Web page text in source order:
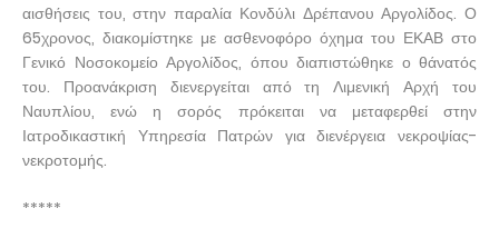
αισθήσεις του, στην παραλία Κονδύλι Δρέπανου Αργολίδος. Ο
65χρονος, διακομίστηκε με ασθενοφόρο όχημα του ΕΚΑΒ στο
Γενικό Νοσοκομείο Αργολίδος, όπου διαπιστώθηκε ο θάνατός
του. Προανάκριση διενεργείται από τη Λιμενική Αρχή του
Ναυπλίου, ενώ η σορός πρόκειται να μεταφερθεί στην
Ιατροδικαστική Υπηρεσία Πατρών για διενέργεια νεκροψίας-
νεκροτομής.
*****